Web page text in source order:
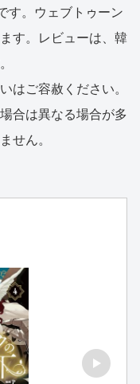
す。ウェブトゥーン
す。レビューは、韓
はご容赦ください。
合は異なる場合が多
せん。